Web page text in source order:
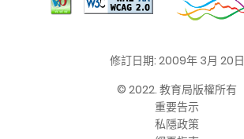
修訂日期: 2009年 3月 20日
© 2022. 教育局版權所有
重要告示
私隱政策